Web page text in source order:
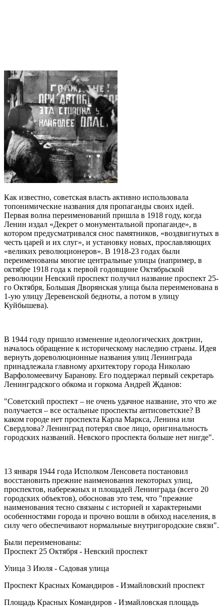
Как известно, советская власть активно использовала
топонимические названия для пропаганды своих идей.
Первая волна переименований пришла в 1918 году, когда
Ленин издал «Декрет о монументальной пропаганде», в
котором предусматривался снос памятников, «воздвигнутых в
честь царей и их слуг», и установку новых, прославляющих
«великих революционеров». В 1918-23 годах были
переименованы многие центральные улицы (например, в
октябре 1918 года к первой годовщине Октябрьской
революции Невский проспект получил название проспект 25-
го Октября, Большая Дворянская улица была переименована в
1-ую улицу Деревенской бедноты, а потом в улицу
Куйбышева).
В 1944 году пришло изменение идеологических доктрин,
началось обращение к историческому наследию страны. Идея
вернуть дореволюционные названия улиц Ленинграда
принадлежала главному архитектору города Николаю
Варфоломеевичу Баранову. Его поддержал первый секретарь
Ленинградского обкома и горкома Андрей Жданов:
"Советский проспект – не очень удачное название, это что же
получается – все остальные проспекты антисоветские? В
каком городе нет проспекта Карла Маркса, Ленина или
Свердлова? Ленинград потерял свое лицо, оригинальность
городских названий. Невского проспекта больше нет нигде".
13 января 1944 года Исполком Ленcовета постановил
восстановить прежние наименования некоторых улиц,
проспектов, набережных и площадей Ленинграда (всего 20
городских объектов), обосновав это тем, что "прежние
наименования тесно связаны с историей и характерными
особенностями города и прочно вошли в обиход населения, в
силу чего обеспечивают нормальные внутригородские связи".
Были переименованы:
Проспект 25 Октября - Невский проспект
Улица 3 Июля - Садовая улица
Проспект Красных Командиров - Измайловский проспект
Площадь Красных Командиров - Измайловская площадь